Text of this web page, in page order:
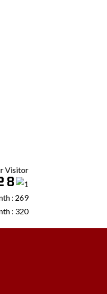
Visitor
: 269
: 320